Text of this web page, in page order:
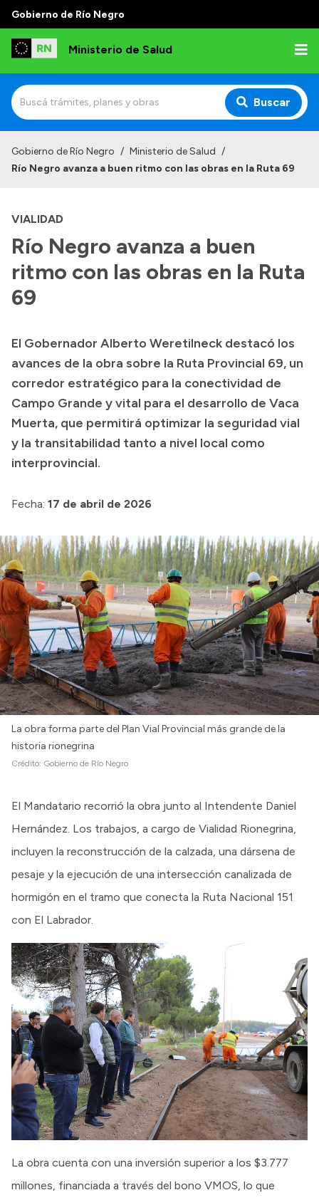
Gobierno de Río Negro
Ministerio de Salud
Buscar
Consejos locales
Presupuesto
Boletín Oficial
Compras y licitaciones
Consulta de expedientes
Consulta de pago a proveedores
Convocatorias
Login
Gobierno de Río Negro / Ministerio de Salud /
Río Negro avanza a buen ritmo con las obras en la Ruta 69
VIALIDAD
Río Negro avanza a buen
ritmo con las obras en la Ruta
69
El Gobernador Alberto Weretilneck destacó los
avances de la obra sobre la Ruta Provincial 69, un
corredor estratégico para la conectividad de
Campo Grande y vital para el desarrollo de Vaca
Muerta, que permitirá optimizar la seguridad vial
y la transitabilidad tanto a nivel local como
interprovincial.
Fecha: 17 de abril de 2026
La obra forma parte del Plan Vial Provincial más grande de la
historia rionegrina
Crédito: Gobierno de Río Negro
El Mandatario recorrió la obra junto al Intendente Daniel
Hernández. Los trabajos, a cargo de Vialidad Rionegrina,
incluyen la reconstrucción de la calzada, una dársena de
pesaje y la ejecución de una intersección canalizada de
hormigón en el tramo que conecta la Ruta Nacional 151
con El Labrador.
La obra cuenta con una inversión superior a los $3.777
millones, financiada a través del bono VMOS, lo que